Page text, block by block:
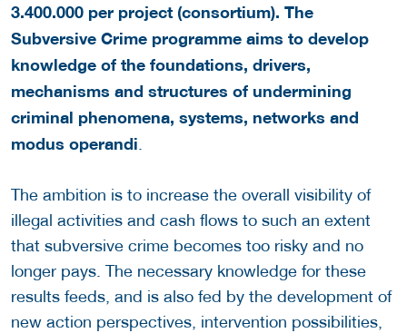
3.400.000 per project (consortium). The
Subversive Crime programme aims to develop
knowledge of the foundations, drivers,
mechanisms and structures of undermining
criminal phenomena, systems, networks and
modus operandi.
The ambition is to increase the overall visibility of
illegal activities and cash flows to such an extent
that subversive crime becomes too risky and no
longer pays. The necessary knowledge for these
results feeds, and is also fed by the development of
new action perspectives, intervention possibilities,